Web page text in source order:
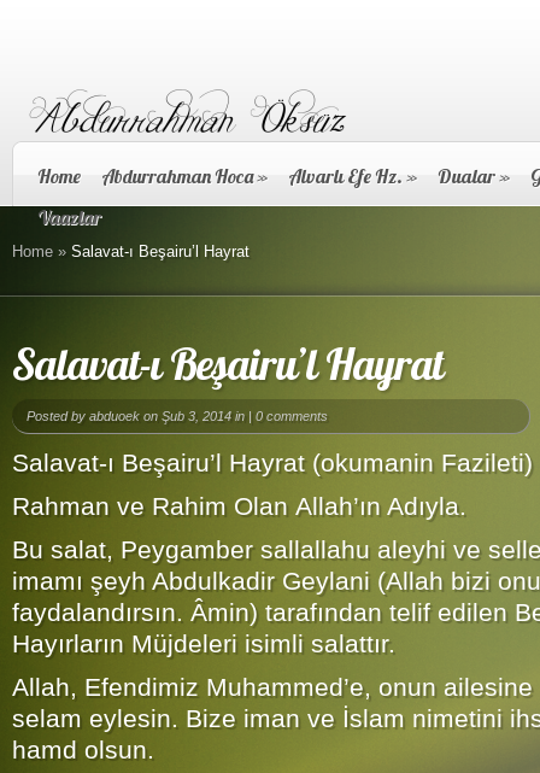
Home Abdurrahman Hoca» Alvarlı Efe Hz. » Dualar»
Vaazlar
Home » Salavat-ı Beşairu’l Hayrat
Salavat-ı Beşairu’l Hayrat
Posted by abduoek on Şub 3, 2014 in | 0 comments
Salavat-ı Beşairu’l Hayrat (okumanin Fazileti)
Rahman ve Rahim Olan Allah’ın Adıyla.
Bu salat, Peygamber sallallahu aleyhi ve
imamı şeyh Abdulkadir Geylani (Allah bizi
faydalandırsın. Âmin) tarafından telif edilen
Hayırların Müjdeleri isimli salattır.
Allah, Efendimiz Muhammed’e, onun
selam eylesin. Bize iman ve İslam nimetini
hamd olsun.